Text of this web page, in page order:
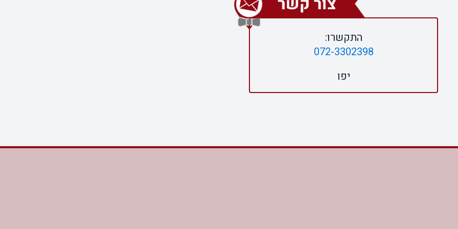
התקשרו:
072-3302398
יפו